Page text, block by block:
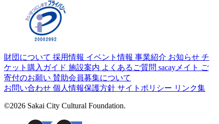
財団について 採用情報 イベント情報 事業紹介 お知らせ チ
ケット購入ガイド 施設案内 よくあるご質問 sacayメイト ご
寄付のお願い 賛助会員募集について
お問い合わせ 個人情報保護方針 サイトポリシー リンク集
©2026 Sakai City Cultural Foundation.